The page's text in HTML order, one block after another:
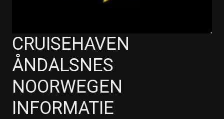
CRUISEHAVEN
ÅNDALSNES
NOORWEGEN
INFORMATIE